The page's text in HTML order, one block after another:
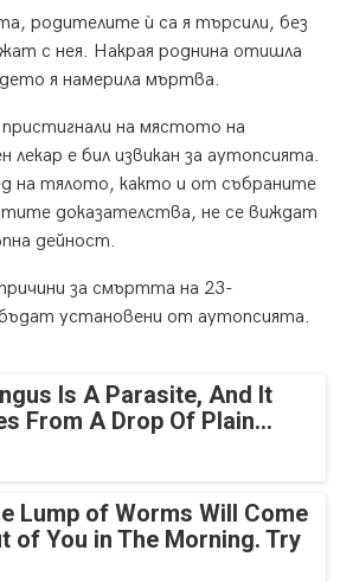
родителите ѝ са я търсили, без
с нея. Накрая роднина отишла
я намерила мъртва.
пристигнали на мястото на
лекар е бил извикан за аутопсията.
на тялото, както и от събраните
доказателства, не се виждат
дейност.
за смъртта на 23-
установени от аутопсията.
Is A Parasite, And It
From A Drop Of Plain...
Lump of Worms Will Come
of You in The Morning. Try